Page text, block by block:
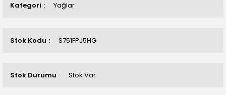
Kategori Yağlar
Stok Kodu S751FPJ5HG
Stok Durumu Stok Var